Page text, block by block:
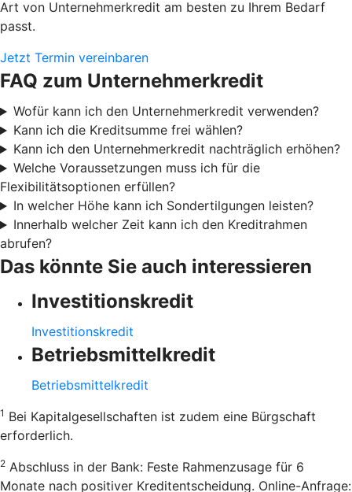
Art von Unternehmerkredit am besten zu Ihrem Bedarf
passt.
Jetzt Termin vereinbaren
FAQ zum Unternehmerkredit
Wofür kann ich den Unternehmerkredit verwenden?
Kann ich die Kreditsumme frei wählen?
Kann ich den Unternehmerkredit nachträglich erhöhen?
Welche Voraussetzungen muss ich für die
Flexibilitätsoptionen erfüllen?
In welcher Höhe kann ich Sondertilgungen leisten?
Innerhalb welcher Zeit kann ich den Kreditrahmen
abrufen?
Das könnte Sie auch interessieren
Investitionskredit
Investitionskredit
Betriebsmittelkredit
Betriebsmittelkredit
1 Bei Kapitalgesellschaften ist zudem eine Bürgschaft
erforderlich.
2 Abschluss in der Bank: Feste Rahmenzusage für 6
Monate nach positiver Kreditentscheidung. Online-Anfrage: